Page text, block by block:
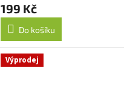
199 Kč
Do košíku
Výprodej